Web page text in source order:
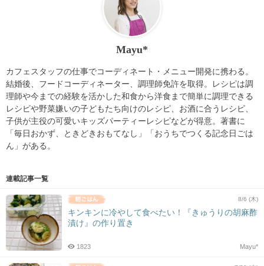
Mayu*
カフェスタッフの仕事でコーディネート・メニュー開発に携わる。
結婚後、フードコーディネーター、調理師免許を取得。レシピは調
理師や今までの経験を活かした和食から洋食まで簡単に調理できる
レシピや野菜嫌いの子どもたち向けのレシピ、お酒に合うレシピ、
子供が主役の可愛いキッズパーティーレシピなどが得意。著書に
「毎日おかず、ときどきおもてなし」「おうちでつくる記念日ごは
ん」がある。
連載記事一覧
8/6 (木)
キンキンに冷やして食べたい！『きゅうりの胡麻酢
漬け』の作り置き
Mayu*
1823